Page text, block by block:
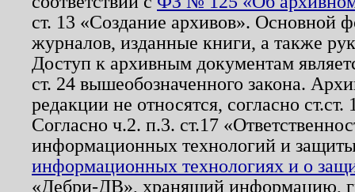
ст. 13 «Создание архивов». Основной
журналов, изданные книги, а также
Доступ к архивным документам
ст. 24 вышеобозначенного закона.
редакции не относятся, согласно
Согласно ч.2. п.3. ст.17
информационных технологий и
информационных технологиях и о
«Дебри-ДВ», хранящий информацию,